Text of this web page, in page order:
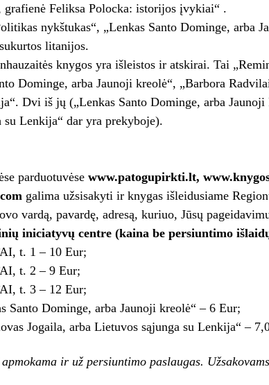
Feliksa Polocka: istorijos įvykiai“ .
nykštukas“, „Lenkas Santo Dominge, arba
litanijos.
knygos yra išleistos ir atskirai. Tai
Dominge, arba Jaunoji kreolė“, „Barbora
Dvi iš jų („Lenkas Santo Dominge, arba
su Lenkija“ dar yra prekyboje).
parduotuvėse www.patogupirkti.lt,
galima užsisakyti ir knygas išleidusiame
vardą, pavardę, adresą, kuriuo, Jūsų
iniciatyvų centre (kaina be persiuntimo
t. 1 – 10 Eur;
t. 2 – 9 Eur;
t. 3 – 12 Eur;
Santo Dominge, arba Jaunoji kreolė“ – 6 Eur;
Jogaila, arba Lietuvos sąjunga su Lenkija“ –
ir už persiuntimo paslaugas.